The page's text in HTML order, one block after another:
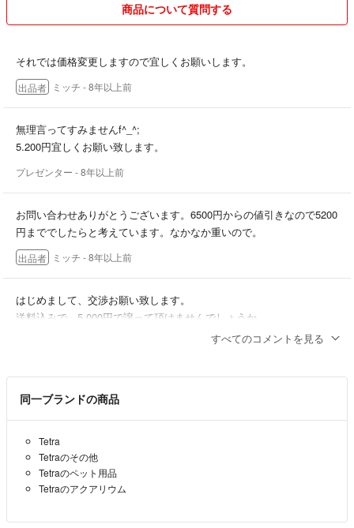
商品について質問する
それでは価格変更しますので宜しくお願いします。
出品者 ミッチ - 8年以上前
無理言ってすみませんf^_^;
5.200円宜しくお願い致します。
プレゼンター - 8年以上前
お問い合わせありがとうございます。6500円からの値引きなので5200
円まででしたらと考えています。なかなか重いので。
出品者 ミッチ - 8年以上前
はじめまして、交渉お願い致します。
送料込みで、5.000円で譲って頂けませんでしょうか。
プレゼンター- 8年以上前
すべてのコメントを見る
同一ブランドの商品
Tetra
Tetraのその他
Tetraのペット用品
Tetraのアクアリウム